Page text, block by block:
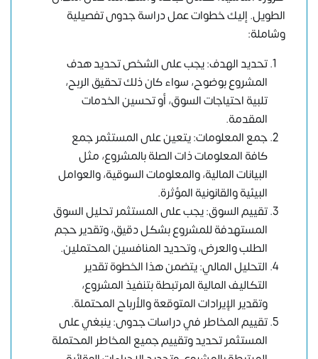
الطويل. إليك خطوات عمل دراسة جدوى تفصيلية
وشاملة:
تحديد الهدف: يجب على الشخص تحديد هدف
المشروع بوضوح، سواء كان ذلك تحقيق الربح،
تلبية احتياجات السوق، أو تحسين الخدمات
المقدمة.
جمع المعلومات: يتعين على المستثمر جمع
كافة المعلومات ذات الصلة بالمشروع، مثل
البيانات المالية، والمعلومات السوقية، والعوامل
البيئية والقانونية المؤثرة.
تقييم السوق: يجب على المستثمر تحليل السوق
المستهدفة للمشروع بشكل دقيق، وتقدير حجم
الطلب والعرض، وتحديد المنافسين المحتملين.
التحليل المالي: يتضمن هذا الخطوة تقدير
التكاليف المالية المرتبطة بتنفيذ المشروع،
وتقدير الإيرادات المتوقعة والأرباح المحتملة.
تقييم المخاطر في دراسات جدوى: ينبغي على
المستثمر تحديد وتقييم جميع المخاطر المحتملة